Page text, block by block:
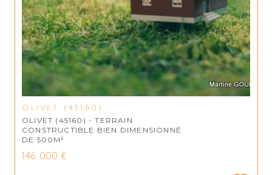
Olivet (45160)
OLIVET (45160) - TERRAIN
CONSTRUCTIBLE BIEN DIMENSIONNÉ
DE 500M²
146 000 €